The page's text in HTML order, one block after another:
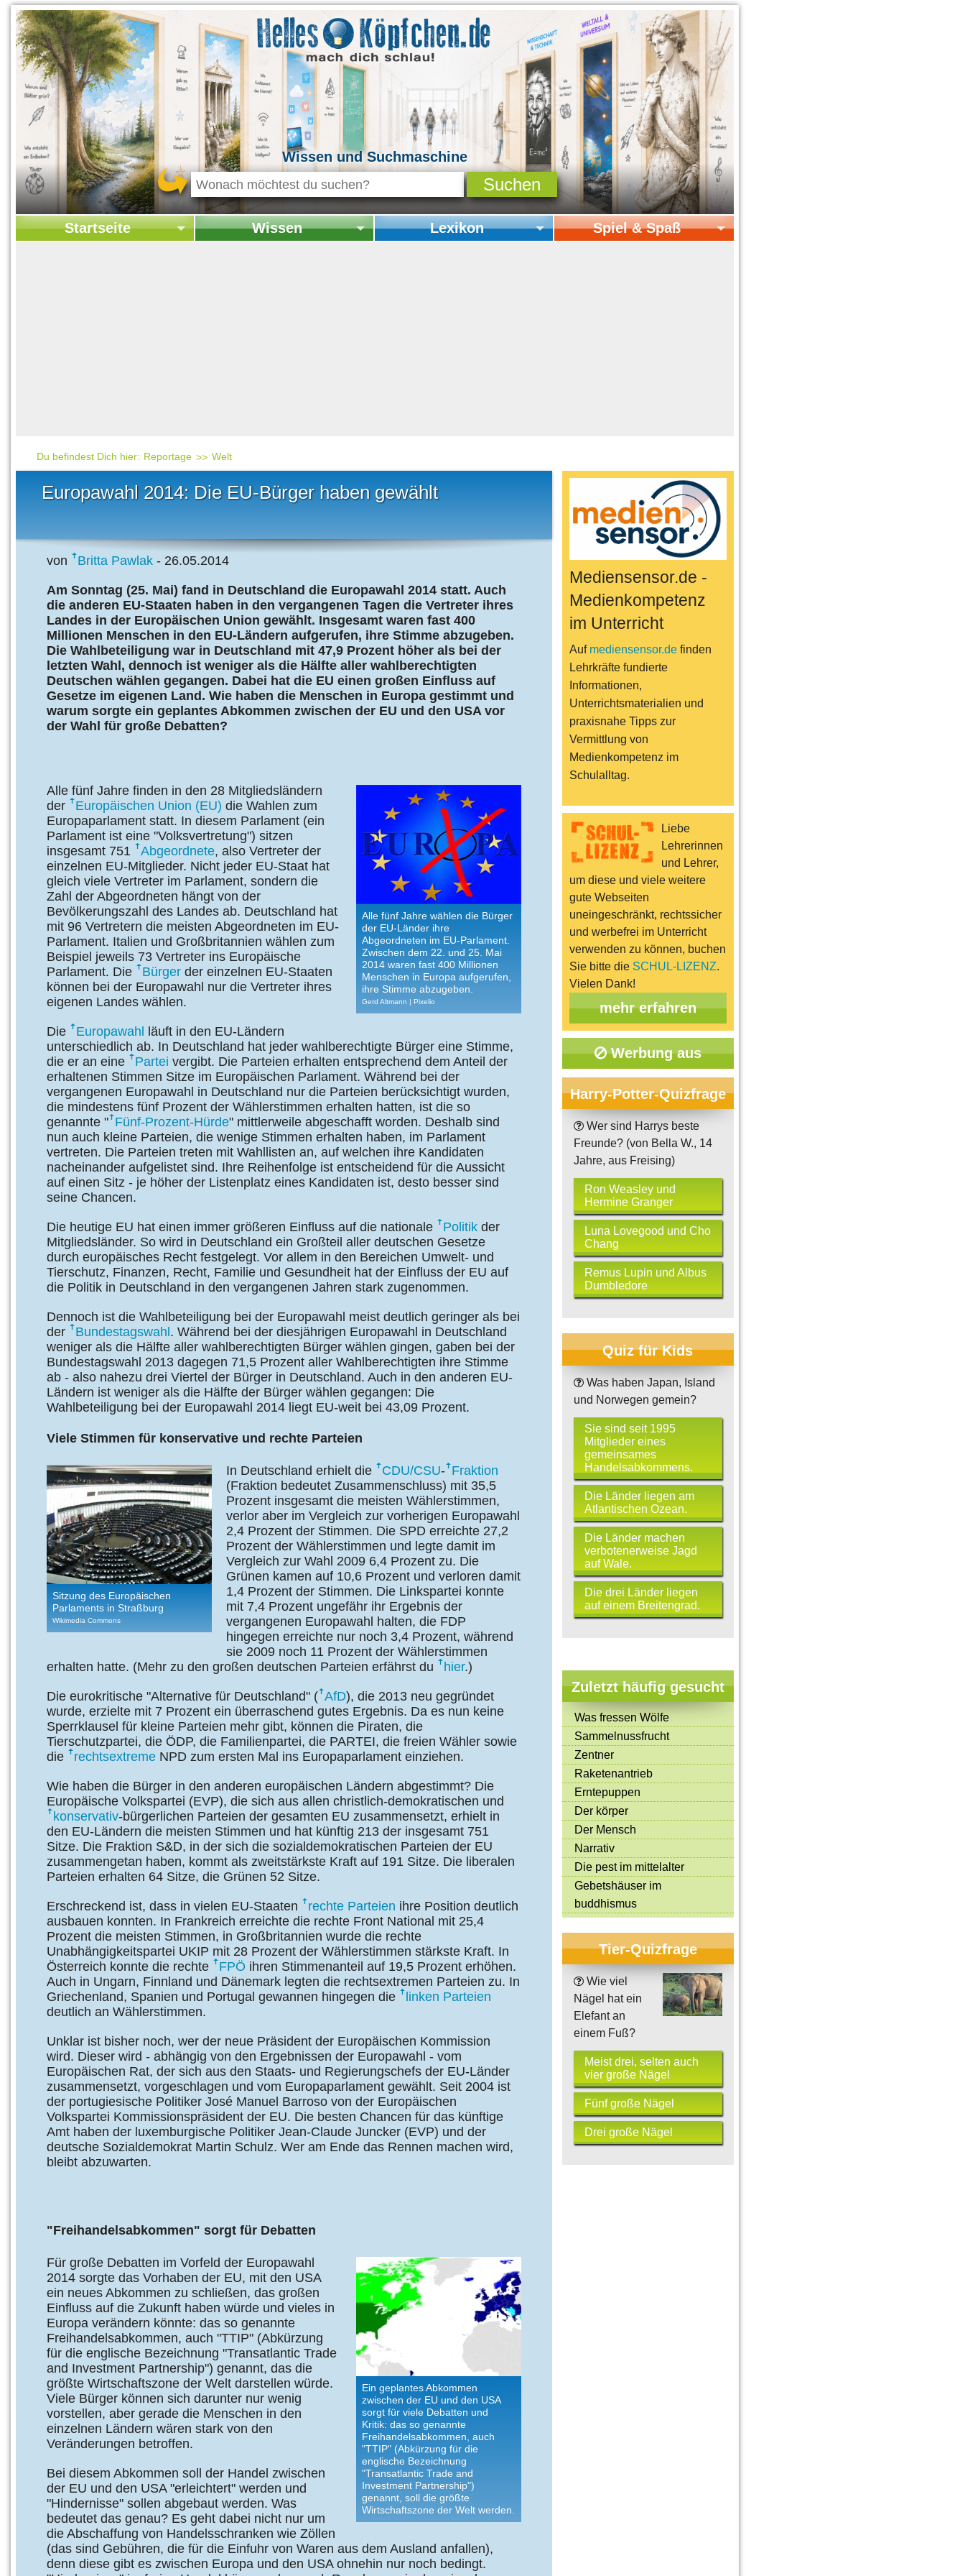
Wissen und Suchmaschine
Startseite Wissen
Technik
Lexikon Spiel & Spaß
Reisen, Events & Sport
E-Cards
Du befindest Dich hier: Reportage Welt
Europawahl 2014: Die EU-Bürger haben gewählt
von Britta Pawlak - 26.05.2014
Am Sonntag (25. Mai) fand in Deutschland die Europawahl 2014 statt. Auch
die anderen EU-Staaten haben in den vergangenen Tagen die Vertreter ihres
Landes in der Europäischen Union gewählt. Insgesamt waren fast 400
Millionen Menschen in den EU-Ländern aufgerufen, ihre Stimme abzugeben.
Die Wahlbeteiligung war in Deutschland mit 47,9 Prozent höher als bei der
letzten Wahl, dennoch ist weniger als die Hälfte aller wahlberechtigten
Deutschen wählen gegangen. Dabei hat die EU einen großen Einfluss auf
Gesetze im eigenen Land. Wie haben die Menschen in Europa gestimmt und
warum sorgte ein geplantes Abkommen zwischen der EU und den USA vor
der Wahl für große Debatten?
Alle fünf Jahre wählen die Bürger
der EU-Länder ihre
Abgeordneten im EU-Parlament.
Zwischen dem 22. und 25. Mai
2014 waren fast 400 Millionen
Menschen in Europa aufgerufen,
ihre Stimme abzugeben.
Gerd Altmann | Pixelio
Alle fünf Jahre finden in den 28 Mitgliedsländern
der
Europäischen Union (EU) die Wahlen zum
Europaparlament statt. In diesem Parlament (ein
Parlament ist eine "Volksvertretung") sitzen
insgesamt 751
Abgeordnete, also Vertreter der
einzelnen EU-Mitglieder. Nicht jeder EU-Staat hat
gleich viele Vertreter im Parlament, sondern die
Zahl der Abgeordneten hängt von der
Bevölkerungszahl des Landes ab. Deutschland hat
mit 96 Vertretern die meisten Abgeordneten im EU-
Parlament. Italien und Großbritannien wählen zum
Beispiel jeweils 73 Vertreter ins Europäische
Parlament. Die
Bürger der einzelnen EU-Staaten
können bei der Europawahl nur die Vertreter ihres
eigenen Landes wählen.
Die Europawahl
läuft in den EU-Ländern
unterschiedlich ab. In Deutschland hat jeder wahlberechtigte Bürger eine Stimme,
die er an eine
Partei vergibt. Die Parteien erhalten entsprechend dem Anteil der
erhaltenen Stimmen Sitze im Europäischen Parlament. Während bei der
vergangenen Europawahl in Deutschland nur die Parteien berücksichtigt wurden,
die mindestens fünf Prozent der Wählerstimmen erhalten hatten, ist die so
genannte " Fünf-Prozent-Hürde" mittlerweile abgeschafft worden. Deshalb sind
nun auch kleine Parteien, die wenige Stimmen erhalten haben, im Parlament
vertreten. Die Parteien treten mit Wahllisten an, auf welchen ihre Kandidaten
nacheinander aufgelistet sind. Ihre Reihenfolge ist entscheidend für die Aussicht
auf einen Sitz - je höher der Listenplatz eines Kandidaten ist, desto besser sind
seine Chancen.
Die heutige EU hat einen immer größeren Einfluss auf die nationale Politik der
Mitgliedsländer. So wird in Deutschland ein Großteil aller deutschen Gesetze
durch europäisches Recht festgelegt. Vor allem in den Bereichen Umwelt- und
Tierschutz, Finanzen, Recht, Familie und Gesundheit hat der Einfluss der EU auf
die Politik in Deutschland in den vergangenen Jahren stark zugenommen.
Dennoch ist die Wahlbeteiligung bei der Europawahl meist deutlich geringer als bei
der
Bundestagswahl . Während bei der diesjährigen Europawahl in Deutschland
weniger als die Hälfte aller wahlberechtigten Bürger wählen gingen, gaben bei der
Bundestagswahl 2013 dagegen 71,5 Prozent aller Wahlberechtigten ihre Stimme
ab - also nahezu drei Viertel der Bürger in Deutschland. Auch in den anderen EU-
Ländern ist weniger als die Hälfte der Bürger wählen gegangen: Die
Wahlbeteiligung bei der Europawahl 2014 liegt EU-weit bei 43,09 Prozent.
Viele Stimmen für konservative und rechte Parteien
Sitzung des Europäischen
Parlaments in Straßburg
Wikimedia Commons
In Deutschland erhielt die CDU/CSU- Fraktion
(Fraktion bedeutet Zusammenschluss) mit 35,5
Prozent insgesamt die meisten Wählerstimmen,
verlor aber im Vergleich zur vorherigen Europawahl
2,4 Prozent der Stimmen. Die SPD erreichte 27,2
Prozent der Wählerstimmen und legte damit im
Vergleich zur Wahl 2009 6,4 Prozent zu. Die
Grünen kamen auf 10,6 Prozent und verloren damit
1,4 Prozent der Stimmen. Die Linkspartei konnte
mit 7,4 Prozent ungefähr ihr Ergebnis der
vergangenen Europawahl halten, die FDP
hingegen erreichte nur noch 3,4 Prozent, während
sie 2009 noch 11 Prozent der Wählerstimmen
erhalten hatte. (Mehr zu den großen deutschen Parteien erfährst du
hier.)
Die eurokritische "Alternative für Deutschland" ( AfD), die 2013 neu gegründet
wurde, erzielte mit 7 Prozent ein überraschend gutes Ergebnis. Da es nun keine
Sperrklausel für kleine Parteien mehr gibt, können die Piraten, die
Tierschutzpartei, die ÖDP, die Familienpartei, die PARTEI, die freien Wähler sowie
die
rechtsextreme NPD zum ersten Mal ins Europaparlament einziehen.
Wie haben die Bürger in den anderen europäischen Ländern abgestimmt? Die
Europäische Volkspartei (EVP), die sich aus allen christlich-demokratischen und
konservativ-bürgerlichen Parteien der gesamten EU zusammensetzt, erhielt in
den EU-Ländern die meisten Stimmen und hat künftig 213 der insgesamt 751
Sitze. Die Fraktion S&D, in der sich die sozialdemokratischen Parteien der EU
zusammengetan haben, kommt als zweitstärkste Kraft auf 191 Sitze. Die liberalen
Parteien erhalten 64 Sitze, die Grünen 52 Sitze.
Erschreckend ist, dass in vielen EU-Staaten rechte Parteien ihre Position deutlich
ausbauen konnten. In Frankreich erreichte die rechte Front National mit 25,4
Prozent die meisten Stimmen, in Großbritannien wurde die rechte
Unabhängigkeitspartei UKIP mit 28 Prozent der Wählerstimmen stärkste Kraft. In
Österreich konnte die rechte
FPÖ ihren Stimmenanteil auf 19,5 Prozent erhöhen.
Auch in Ungarn, Finnland und Dänemark legten die rechtsextremen Parteien zu. In
Griechenland, Spanien und Portugal gewannen hingegen die
linken Parteien
deutlich an Wählerstimmen.
Unklar ist bisher noch, wer der neue Präsident der Europäischen Kommission
wird. Dieser wird - abhängig von den Ergebnissen der Europawahl - vom
Europäischen Rat, der sich aus den Staats- und Regierungschefs der EU-Länder
zusammensetzt, vorgeschlagen und vom Europaparlament gewählt. Seit 2004 ist
der portugiesische Politiker José Manuel Barroso von der Europäischen
Volkspartei Kommissionspräsident der EU. Die besten Chancen für das künftige
Amt haben der luxemburgische Politiker Jean-Claude Juncker (EVP) und der
deutsche Sozialdemokrat Martin Schulz. Wer am Ende das Rennen machen wird,
bleibt abzuwarten.
"Freihandelsabkommen" sorgt für Debatten
Ein geplantes Abkommen
zwischen der EU und den USA
sorgt für viele Debatten und
Kritik: das so genannte
Freihandelsabkommen, auch
"TTIP" (Abkürzung für die
englische Bezeichnung
"Transatlantic Trade and
Investment Partnership")
genannt, soll die größte
Wirtschaftszone der Welt werden.
Für große Debatten im Vorfeld der Europawahl
2014 sorgte das Vorhaben der EU, mit den USA
ein neues Abkommen zu schließen, das großen
Einfluss auf die Zukunft haben würde und vieles in
Europa verändern könnte: das so genannte
Freihandelsabkommen, auch "TTIP" (Abkürzung
für die englische Bezeichnung "Transatlantic Trade
and Investment Partnership") genannt, das die
größte Wirtschaftszone der Welt darstellen würde.
Viele Bürger können sich darunter nur wenig
vorstellen, aber gerade die Menschen in den
einzelnen Ländern wären stark von den
Veränderungen betroffen.
Bei diesem Abkommen soll der Handel zwischen
der EU und den USA "erleichtert" werden und
"Hindernisse" sollen abgebaut werden. Was
bedeutet das genau? Es geht dabei nicht nur um
die Abschaffung von Handelsschranken wie Zöllen
(das sind Gebühren, die für die Einfuhr von Waren aus dem Ausland anfallen),
denn diese gibt es zwischen Europa und den USA ohnehin nur noch bedingt.
Mediensensor.de -
Medienkompetenz
im Unterricht
Auf mediensensor.definden
Lehrkräfte fundierte
Informationen,
Unterrichtsmaterialien und
praxisnahe Tipps zur
Vermittlung von
Medienkompetenz im
Schulalltag.
Liebe
Lehrerinnen
und Lehrer,
um diese und viele weitere
gute Webseiten
uneingeschränkt, rechtssicher
und werbefrei im Unterricht
verwenden zu können, buchen
Sie bitte die SCHUL-LIZENZ.
Vielen Dank!
mehr erfahren
Werbung aus
Harry-Potter-Quizfrage
Wer sind Harrys beste
Freunde? (von Bella W., 14
Jahre, aus Freising)
Ron Weasley und
Hermine Granger
Luna Lovegood und Cho
Chang
Remus Lupin und Albus
Dumbledore
Quiz für Kids
Was haben Japan, Island
und Norwegen gemein?
Sie sind seit 1995
Mitglieder eines
gemeinsames
Handelsabkommens.
Die Länder liegen am
Atlantischen Ozean.
Die Länder machen
verbotenerweise Jagd
auf Wale.
Die drei Länder liegen
auf einem Breitengrad.
Zuletzt häufig gesucht
Was fressen Wölfe
Sammelnussfrucht
Zentner
Raketenantrieb
Erntepuppen
Der körper
Der Mensch
Narrativ
Die pest im mittelalter
Gebetshäuser im
buddhismus
Tier-Quizfrage
Wie viel
Nägel hat ein
Elefant an
einem Fuß?
Meist drei, selten auch
vier große Nägel
Fünf große Nägel
Drei große Nägel